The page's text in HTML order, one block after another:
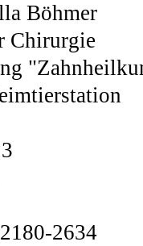
Böhmer
Chirurgie
2634